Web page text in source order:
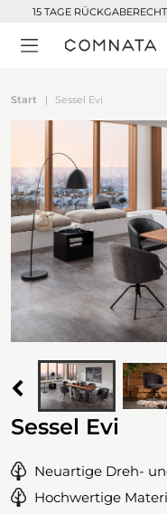
15 TAGE RÜCKGABERECHT
Start Sessel Evi
Sessel Evi
Neuartige Dreh-
Hochwertige